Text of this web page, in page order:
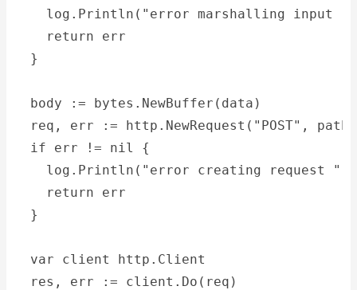
log.Println("error marshalling input
    return err
  }
  body := bytes.NewBuffer(data)
req, err := http.NewRequest("POST",
  if err != nil {
log.Println("error creating request ",
    return err
  }
  var client http.Client
  res, err := client.Do(req)